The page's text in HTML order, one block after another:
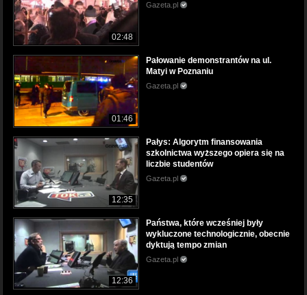
02:48
Gazeta.pl
01:46
Pałowanie demonstrantów na ul.
Matyi w Poznaniu
Gazeta.pl
12:35
Pałys: Algorytm finansowania
szkolnictwa wyższego opiera się na
liczbie studentów
Gazeta.pl
12:36
Państwa, które wcześniej były
wykluczone technologicznie, obecnie
dyktują tempo zmian
Gazeta.pl